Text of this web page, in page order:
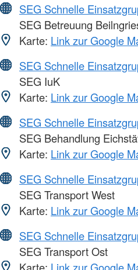
SEG Schnelle
SEG Betreuung
Karte: Link zur Google
SEG Schnelle
SEG IuK
Karte: Link zur Google
SEG Schnelle
SEG Behandlung
Karte: Link zur Google
SEG Schnelle
SEG Transport West
Karte: Link zur Google
SEG Schnelle
SEG Transport Ost